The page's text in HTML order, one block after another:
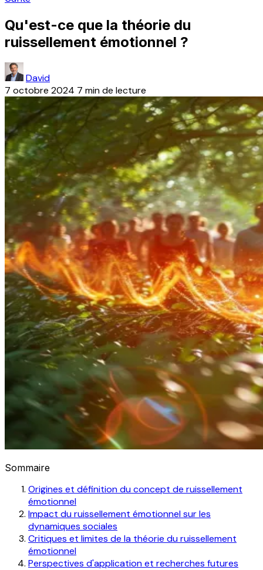
Qu'est-ce que la théorie du
ruissellement émotionnel ?
David
7 octobre 2024 7 min de lecture
Sommaire
Origines et définition du concept de ruissellement
émotionnel
Impact du ruissellement émotionnel sur les
dynamiques sociales
Critiques et limites de la théorie du ruissellement
émotionnel
Perspectives d'application et recherches futures